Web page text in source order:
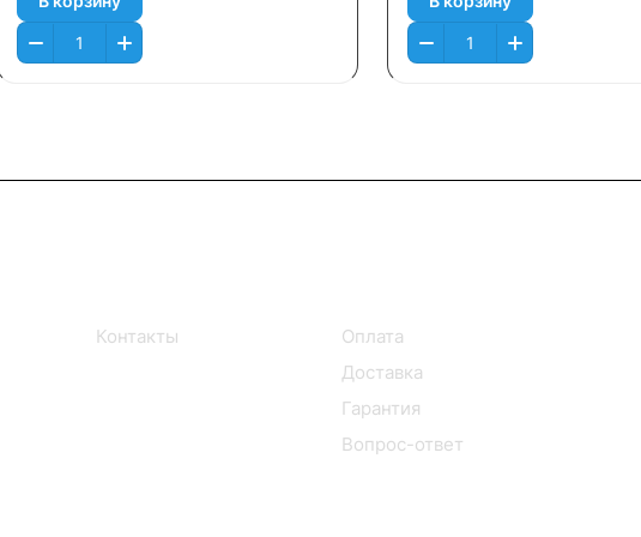
Контакты
Оплата
Доставка
Гарантия
Вопрос-ответ